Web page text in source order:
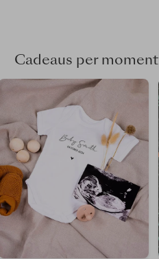
Cadeaus per moment